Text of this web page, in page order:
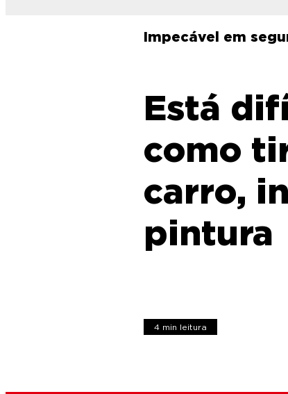
Impecável em
Está
como
carro,
pintura
4 min leitura